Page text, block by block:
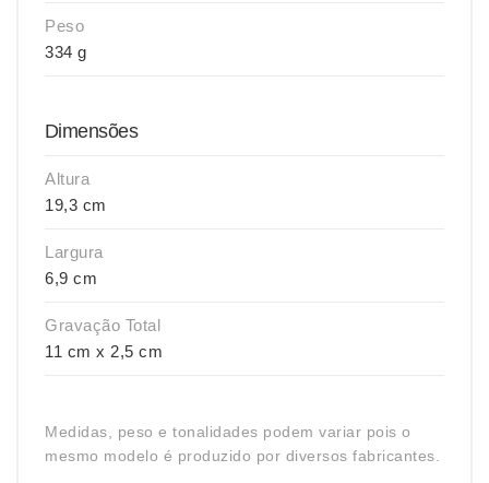
Peso
334 g
Dimensões
Altura
19,3 cm
Largura
6,9 cm
Gravação Total
11 cm x 2,5 cm
Medidas, peso e tonalidades podem variar pois o
mesmo modelo é produzido por diversos fabricantes.